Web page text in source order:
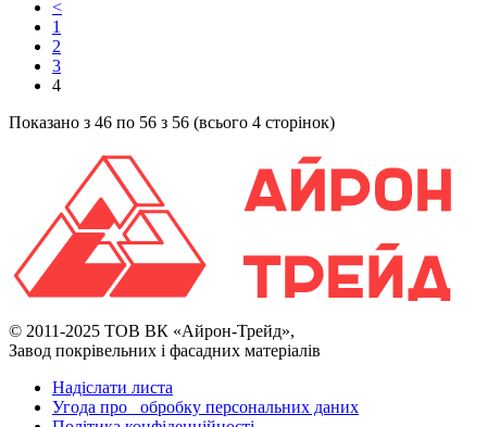
<
1
2
3
4
Показано з 46 по 56 з 56 (всього 4 сторінок)
© 2011-2025 ТОВ ВК «Айрон-Трейд»,
Завод покрівельних і фасадних матеріалів
Надіслати листа
Угода про обробку персональних даних